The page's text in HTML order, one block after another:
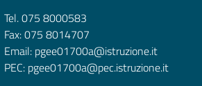
Tel. 075 8000583
Fax: 075 8014707
Email: pgee01700a@istruzione.it
PEC: pgee01700a@pec.istruzione.it